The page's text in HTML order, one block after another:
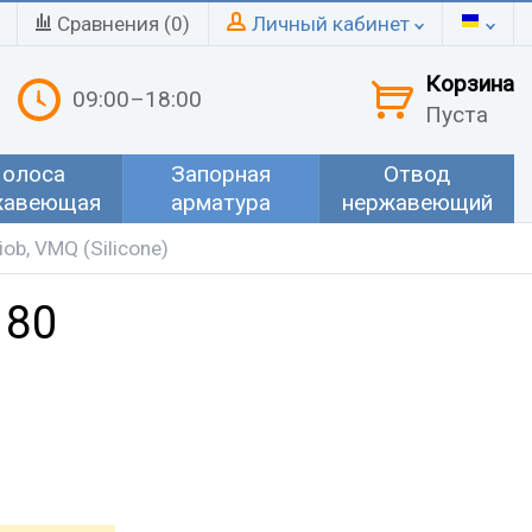
Сравнения (0) Личный кабинет
09:00–18:00
Корзина
Пуста
Запорная
арматура
Отвод
нержавеющий
VMQ (Silicone)